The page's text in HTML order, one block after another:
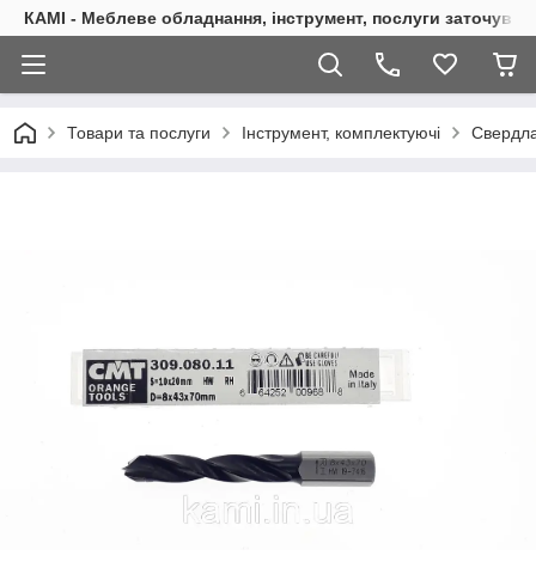
КАМІ - Меблеве обладнання, інструмент, послуги
Товари та послуги Інструмент, комплектуючі